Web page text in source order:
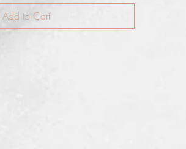
Add to Cart